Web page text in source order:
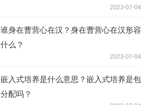
2023-07-04
谁身在曹营心在汉？身在曹营心在汉形容
什么？
2023-07-04
嵌入式培养是什么意思？嵌入式培养是包
分配吗？